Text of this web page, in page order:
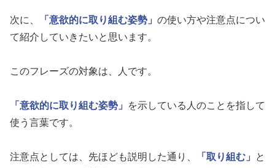
次に、 「意欲的に取り組む姿勢」 の使い方や注意点につい
て紹介していきたいと思います。
このフレーズの対象は、人です。
「意欲的に取り組む姿勢」
を示している人のことを指して
使う言葉です。
注意点としては、先ほども説明した通り、 「取り組む」
と